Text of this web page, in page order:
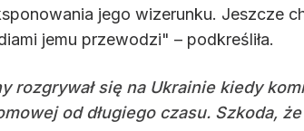
jego wizerunku. Jeszcze
jemu przewodzi" – podkreśliła.
rozgrywał się na Ukrainie kiedy
od długiego czasu. Szkoda,